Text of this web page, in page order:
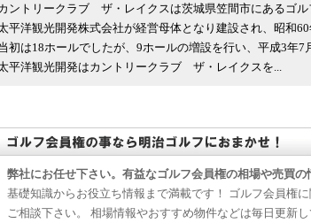
ントリークラブ ザ・レイクスは茨城県笠間市にあるゴル
平洋観光開発株式会社が経営母体となり建設され、昭和60
初は18ホールでしたが、9ホールの増設を行い、平成3年7
平洋観光開発はカントリークラブ ザ・レイクスを...
弊社にお任せ下さい。有益なゴルフ会員権の相場や売買の
基礎知識からお役立ち情報まで満載です！ ゴルフ会員権
ご相談下さい。 相場情報やおすすめ物件などは毎日更新し